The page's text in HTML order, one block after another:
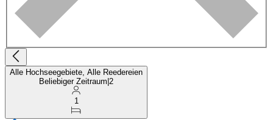
Alle Hochseegebiete, Alle Reedereien
Beliebiger Zeitraum 2
1